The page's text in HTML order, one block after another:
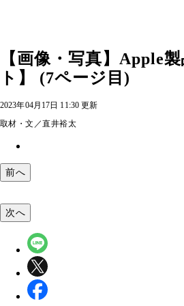
【画像・写真】Apple
ト】 (7ページ目)
2023年04月17日 11:30 更新
取材・文／直井裕太
前へ
次へ